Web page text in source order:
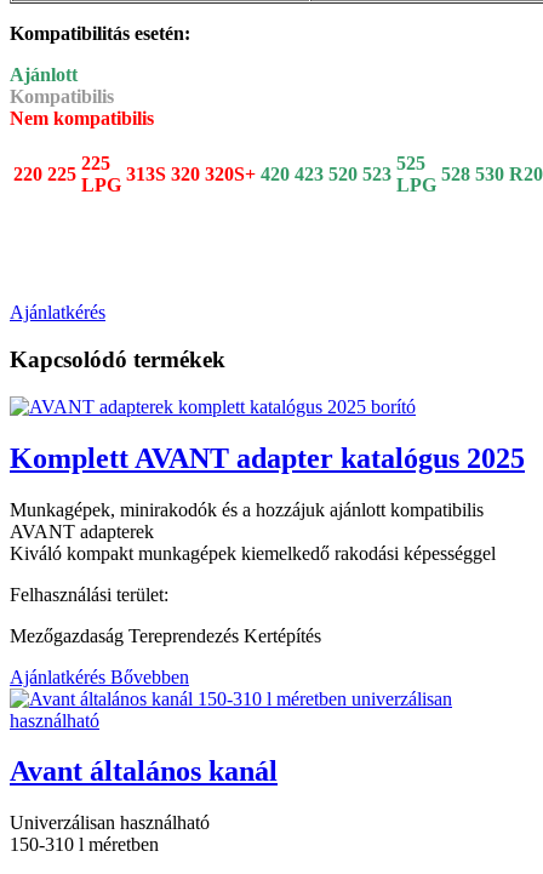
Kompatibilitás esetén:
Ajánlott
Kompatibilis
Nem kompatibilis
220 225
225
LPG
313S 320 320S+ 420 423 520 523
525
LPG
528 530 R20
Ajánlatkérés
Kapcsolódó termékek
Komplett AVANT adapter katalógus 2025
Munkagépek, minirakodók és a hozzájuk ajánlott kompatibilis
AVANT adapterek
Kiváló kompakt munkagépek kiemelkedő rakodási képességgel
Felhasználási terület:
Mezőgazdaság Tereprendezés Kertépítés
Ajánlatkérés Bővebben
Avant általános kanál
Univerzálisan használható
150-310 l méretben